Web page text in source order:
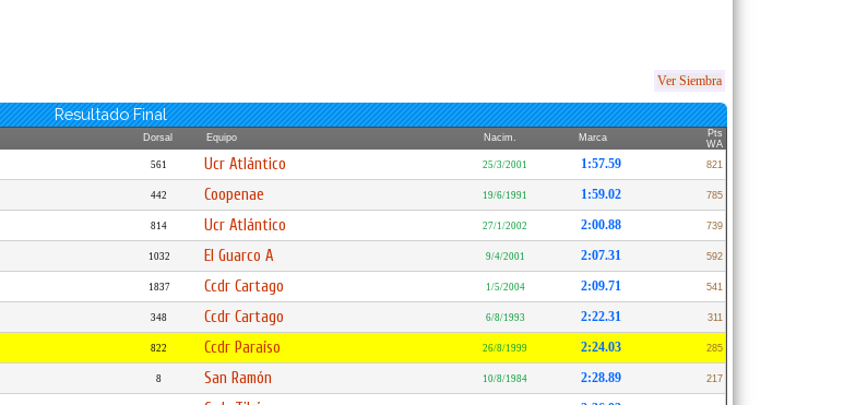
Ver Siembra
Resultado Final
Dorsal Equipo Nacim. Marca
Pts
WA
561 Ucr Atlántico 25/3/2001 1:57.59 821
442 Coopenae 19/6/1991 1:59.02 785
814 Ucr Atlántico 27/1/2002 2:00.88 739
1032 El Guarco A 9/4/2001 2:07.31 592
1837 Ccdr Cartago 1/5/2004 2:09.71 541
348 Ccdr Cartago 6/8/1993 2:22.31 311
822 Ccdr Paraíso 26/8/1999 2:24.03 285
8 San Ramón 10/8/1984 2:28.89 217